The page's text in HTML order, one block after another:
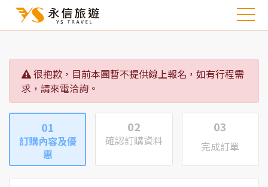
很抱歉，目前本團暫不提供線上報名，如有行程需
求，請來電洽詢。
01
訂購內容及優
惠
02
確認訂購資料
03
完成訂單